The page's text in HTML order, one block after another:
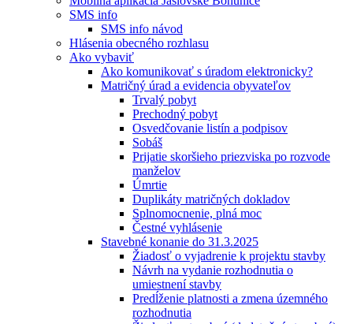
SMS info
SMS info návod
Hlásenia obecného rozhlasu
Ako vybaviť
Ako komunikovať s úradom elektronicky?
Matričný úrad a evidencia obyvateľov
Trvalý pobyt
Prechodný pobyt
Osvedčovanie listín a podpisov
Sobáš
Prijatie skoršieho priezviska po rozvode
manželov
Úmrtie
Duplikáty matričných dokladov
Splnomocnenie, plná moc
Čestné vyhlásenie
Stavebné konanie do 31.3.2025
Žiadosť o vyjadrenie k projektu stavby
Návrh na vydanie rozhodnutia o
umiestnení stavby
Predĺženie platnosti a zmena územného
rozhodnutia